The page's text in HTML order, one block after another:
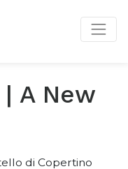
A New
di Copertino